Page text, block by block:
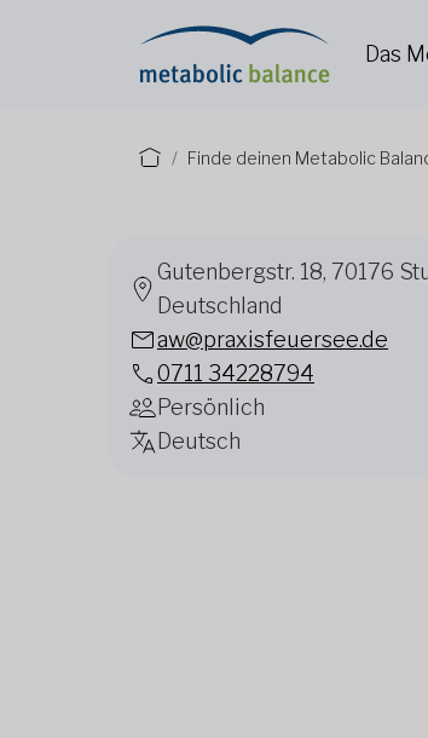
Das
Finde deinen Metabolic
Gutenbergstr. 18, 70176
Deutschland
aw@praxisfeuersee.de
0711 34228794
Persönlich
Deutsch